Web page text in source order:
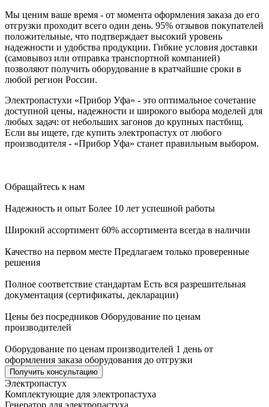
Мы ценим ваше время - от момента оформления заказа до его
отгрузки проходит всего один день. 95% отзывов покупателей
положительные, что подтверждает высокий уровень
надежности и удобства продукции. Гибкие условия доставки
(самовывоз или отправка транспортной компанией)
позволяют получить оборудование в кратчайшие сроки в
любой регион России.
Электропастухи «Прибор Уфа» - это оптимальное сочетание
доступной цены, надежности и широкого выбора моделей для
любых задач: от небольших загонов до крупных пастбищ.
Если вы ищете, где купить электропастух от любого
производителя - «Прибор Уфа» станет правильным выбором.
Обращайтесь к нам
Надежность и опыт Более 10 лет успешной работы
Широкий ассортимент 60% ассортимента всегда в наличии
Качество на первом месте Предлагаем только проверенные
решения
Полное соответствие стандартам Есть вся разрешительная
документация (сертификаты, декларации)
Цены без посредников Оборудование по ценам
производителей
Оборудование по ценам производителей 1 день от
оформления заказа оборудования до отгрузки
Получить консультацию
Электропастух
Комплектующие для электропастуха
Генератор для электропастуха